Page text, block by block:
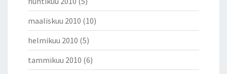
maaliskuu 2010 (10)
helmikuu 2010 (5)
tammikuu 2010 (6)